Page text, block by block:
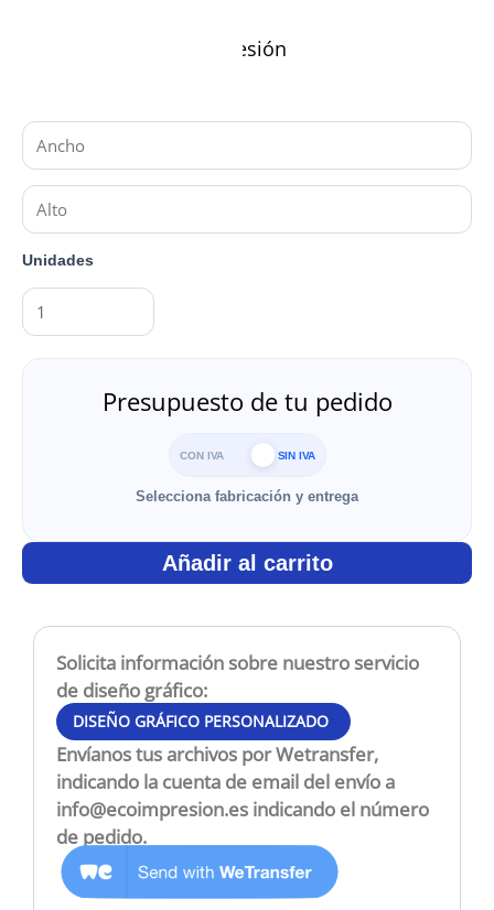
Características de impresión
Unidades
Presupuesto de tu pedido
CON IVA SIN IVA
Selecciona fabricación y entrega
Añadir al carrito
Solicita información sobre nuestro servicio
de diseño gráfico:
DISEÑO GRÁFICO PERSONALIZADO
Envíanos tus archivos por Wetransfer,
indicando la cuenta de email del envío a
info@ecoimpresion.es indicando el número
de pedido.